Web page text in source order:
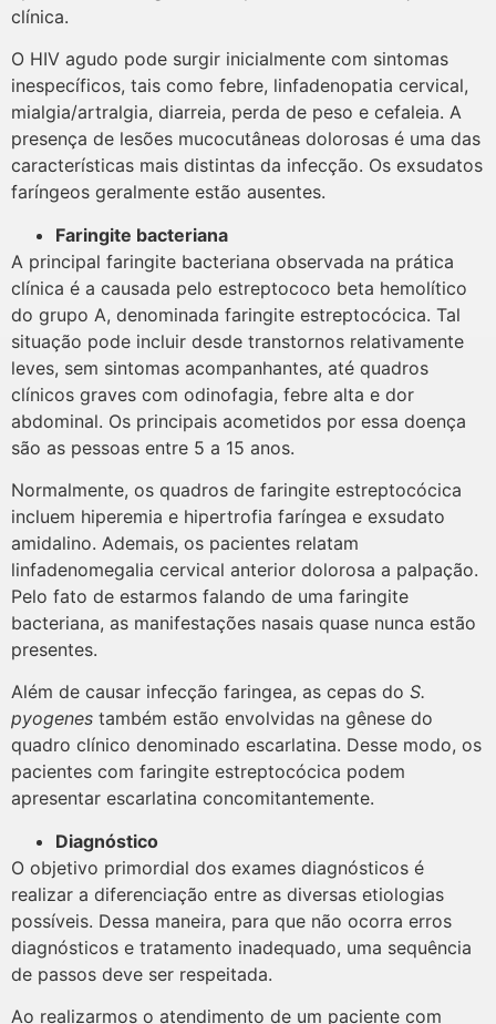
clínica.
O HIV agudo pode surgir inicialmente com sintomas
inespecíficos, tais como febre, linfadenopatia cervical,
mialgia/artralgia, diarreia, perda de peso e cefaleia. A
presença de lesões mucocutâneas dolorosas é uma das
características mais distintas da infecção. Os exsudatos
faríngeos geralmente estão ausentes.
Faringite bacteriana
A principal faringite bacteriana observada na prática
clínica é a causada pelo estreptococo beta hemolítico
do grupo A, denominada faringite estreptocócica. Tal
situação pode incluir desde transtornos relativamente
leves, sem sintomas acompanhantes, até quadros
clínicos graves com odinofagia, febre alta e dor
abdominal. Os principais acometidos por essa doença
são as pessoas entre 5 a 15 anos.
Normalmente, os quadros de faringite estreptocócica
incluem hiperemia e hipertrofia faríngea e exsudato
amidalino. Ademais, os pacientes relatam
linfadenomegalia cervical anterior dolorosa a palpação.
Pelo fato de estarmos falando de uma faringite
bacteriana, as manifestações nasais quase nunca estão
presentes.
Além de causar infecção faringea, as cepas do S.
pyogenes também estão envolvidas na gênese do
quadro clínico denominado escarlatina. Desse modo, os
pacientes com faringite estreptocócica podem
apresentar escarlatina concomitantemente.
Diagnóstico
O objetivo primordial dos exames diagnósticos é
realizar a diferenciação entre as diversas etiologias
possíveis. Dessa maneira, para que não ocorra erros
diagnósticos e tratamento inadequado, uma sequência
de passos deve ser respeitada.
Ao realizarmos o atendimento de um paciente com